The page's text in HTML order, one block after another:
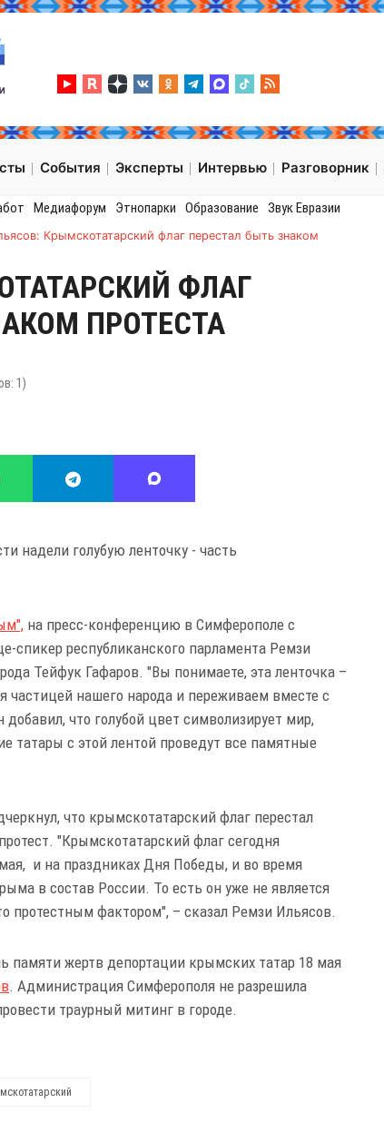
События Эксперты Интервью Разговорник
Медиафорум Этнопарки Образование Звук Евразии
Крымскотатарский флаг перестал быть знаком
ФЛАГ
ПРОТЕСТА
1 )
надели голубую ленточку - часть
на пресс-конференцию в Симферополе с
спикер республиканского парламента Ремзи
Тейфук Гафаров. "Вы понимаете, эта ленточка –
частицей нашего народа и переживаем вместе с
что голубой цвет символизирует мир,
татары с этой лентой проведут все памятные
что крымскотатарский флаг перестал
"Крымскотатарский флаг сегодня
и на праздниках Дня Победы, и во время
в состав России. То есть он уже не является
фактором", – сказал Ремзи Ильясов.
памяти жертв депортации крымских татар 18 мая
. Администрация Симферополя не разрешила
траурный митинг в городе.